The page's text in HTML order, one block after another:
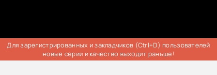
Для зарегистрированных и закладчиков (Ctrl+D) пользователей
новые серии и качество выходит раньше!